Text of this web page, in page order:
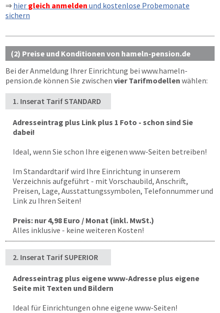
⇒ hier gleich anmelden und kostenlose Probemonate
sichern
(2) Preise und Konditionen von hameln-pension.de
Bei der Anmeldung Ihrer Einrichtung bei www.hameln-
pension.de können Sie zwischen vier Tarifmodellen wählen:
1. Inserat Tarif STANDARD
Adresseintrag plus Link plus 1 Foto - schon sind Sie
dabei!
Ideal, wenn Sie schon Ihre eigenen www-Seiten betreiben!
Im Standardtarif wird Ihre Einrichtung in unserem
Verzeichnis aufgeführt - mit Vorschaubild, Anschrift,
Preisen, Lage, Ausstattungssymbolen, Telefonnummer und
Link zu Ihren Seiten!
Preis: nur 4,98 Euro / Monat (inkl. MwSt.)
Alles inklusive - keine weiteren Kosten!
2. Inserat Tarif SUPERIOR
Adresseintrag plus eigene www-Adresse plus eigene
Seite mit Texten und Bildern
Ideal für Einrichtungen ohne eigene www-Seiten!